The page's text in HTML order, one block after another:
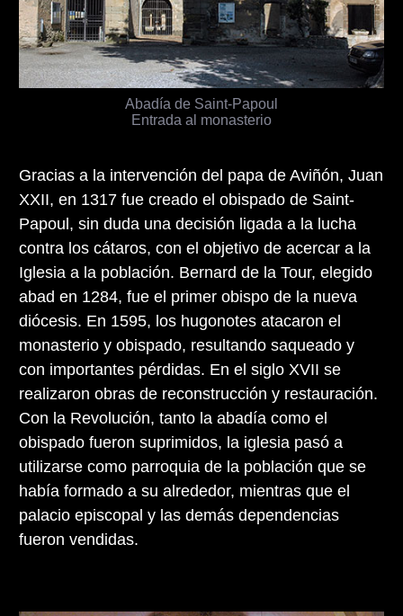
Gracias a la intervención del papa de Aviñón, Juan
XXII, en 1317 fue creado el obispado de Saint-
Papoul, sin duda una decisión ligada a la lucha
contra los cátaros, con el objetivo de acercar a la
Iglesia a la población. Bernard de la Tour, elegido
abad en 1284, fue el primer obispo de la nueva
diócesis. En 1595, los hugonotes atacaron el
monasterio y obispado, resultando saqueado y
con importantes pérdidas. En el siglo XVII se
realizaron obras de reconstrucción y restauración.
Con la Revolución, tanto la abadía como el
obispado fueron suprimidos, la iglesia pasó a
utilizarse como parroquia de la población que se
había formado a su alrededor, mientras que el
palacio episcopal y las demás dependencias
fueron vendidas.
Abadía de Saint-Papoul
Entrada al monasterio